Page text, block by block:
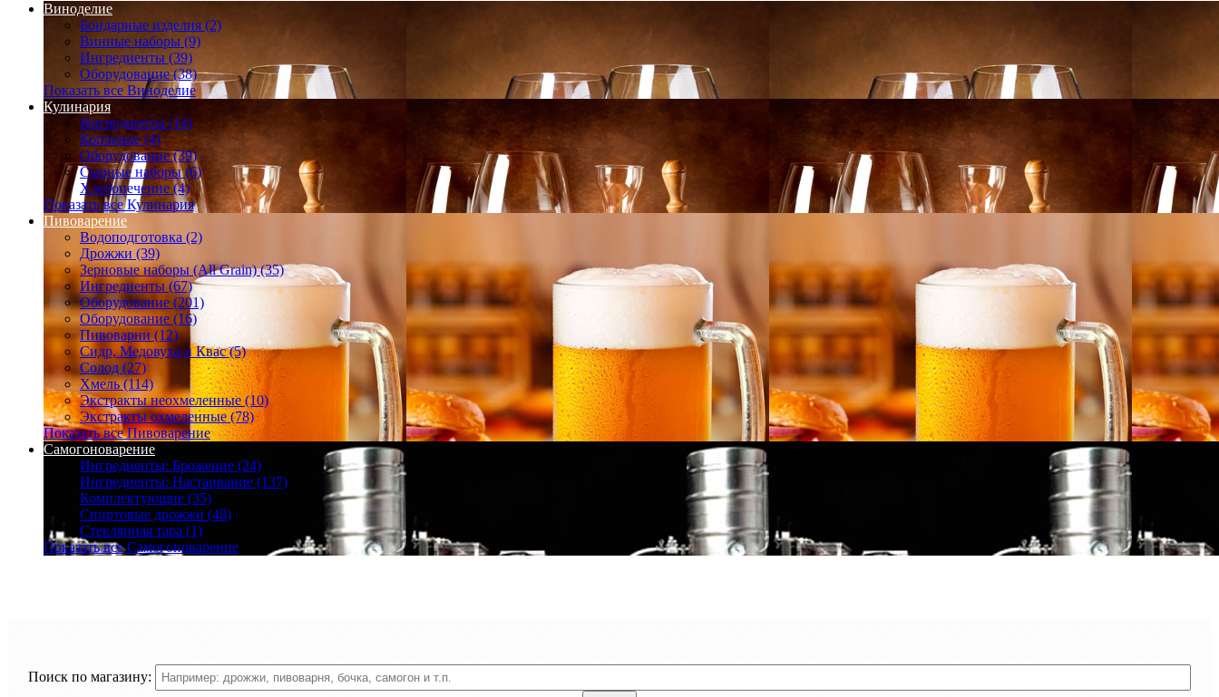
Виноделие
Бондарные изделия (2)
Винные наборы (9)
Ингредиенты (39)
Оборудование (38)
Показать все Виноделие
Кулинария
Ингредиенты (14)
Копчение (4)
Оборудование (39)
Сырные наборы (6)
Хлебопечение (4)
Показать все Кулинария
Пивоварение
Водоподготовка (2)
Дрожжи (39)
Зерновые наборы (All Grain) (35)
Ингредиенты (67)
Оборудование (201)
Оборудование (16)
Пивоварни (12)
Сидр, Медовуха и Квас (5)
Солод (27)
Хмель (114)
Экстракты неохмеленные (10)
Экстракты охмеленные (78)
Показать все Пивоварение
Самогоноварение
Ингредиенты: Брожение (24)
Ингредиенты: Настаивание (137)
Комплектующие (35)
Спиртовые дрожжи (48)
Стеклянная тара (1)
Показать все Самогоноварение
Поиск по магазину: